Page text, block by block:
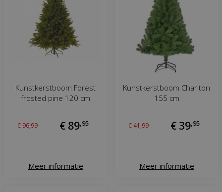
Kunstkerstboom Forest
frosted pine 120 cm
€96,99 € 89, 95
Meer informatie
Kunstkerstboom Charlton
155 cm
€41,99 € 39, 95
Meer informatie